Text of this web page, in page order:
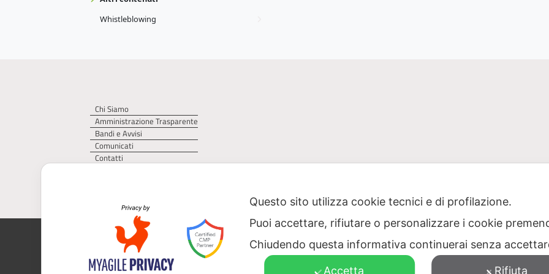
Whistleblowing
Chi Siamo
Amministrazione Trasparente
Bandi e Avvisi
Comunicati
Contatti
AGER – Agenzia Territoriale della Regione Puglia per il servizio di gestione dei rifiuti – Via Delle
CF 93473040728 – PEC: protocollo@pec.ager.puglia.it – TEL:
Questo sito utilizza cookie tecnici e di profilazione.
Puoi accettare, rifiutare o personalizzare i cookie
Chiudendo questa informativa continuerai senza
Accetta Rifiuta